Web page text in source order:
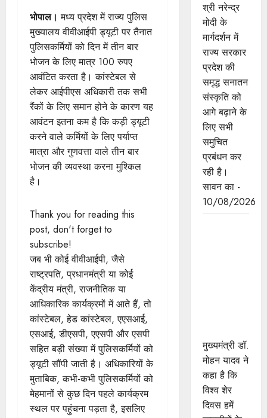
भोपाल।मध्य प्रदेश में राज्य पुलिस
मुख्यालय वीवीआईपी ड्यूटी पर तैनात
पुलिसकर्मियों को दिन में तीन बार
भोजन के लिए मात्र 100 रुपए
आवंटित करता है। कांस्टेबल से
लेकर आईपीएस अधिकारी तक सभी
रैंकों के लिए समान होने के कारण यह
आवंटन इतना कम है कि कड़ी ड्यूटी
करने वाले कर्मियों के लिए पर्याप्त
मात्रा और गुणवत्ता वाले तीन बार
भोजन की व्यवस्था करना मुश्किल
है।
Thank you for reading this
post, don't forget to
subscribe!
जब भी कोई वीवीआईपी, जैसे
राष्ट्रपति, प्रधानमंत्री या कोई
केंद्रीय मंत्री, राजनीतिक या
आधिकारिक कार्यक्रमों में आते हैं, तो
कांस्टेबल, हेड कांस्टेबल, एएसआई,
एसआई, डीएसपी, एएसपी और एसपी
सहित बड़ी संख्या में पुलिसकर्मियों को
ड्यूटी सौंपी जाती है। अधिकारियों के
मुताबिक, कभी-कभी पुलिसकर्मियों को
मेहमानों से कुछ दिन पहले कार्यक्रम
स्थल पर पहुंचना पड़ता है, इसलिए
श्री नरेन्द्र
मोदी के
मार्गदर्शन में
राज्य सरकार
प्रदेश की
समृद्ध सनातन
संस्कृति को
आगे बढ़ाने के
लिए सभी
समुचित
प्रबंधन कर
रही है।
सावन का -
10/08/2026
मुख्यमंत्री डॉ.
मोहन यादव ने
कहा है कि
विश्व शेर
दिवस हमें